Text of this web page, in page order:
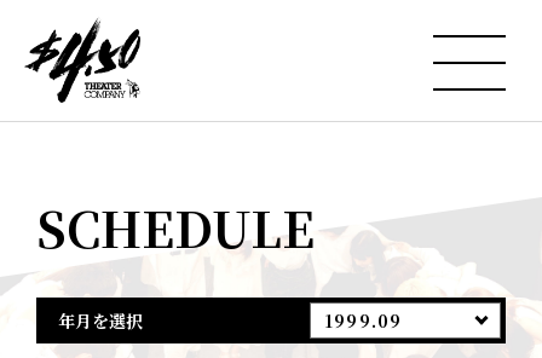
SCHEDULE
年月を選択 1999.09